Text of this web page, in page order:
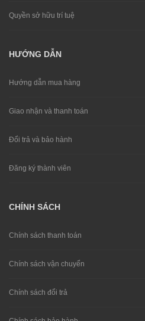
Quyền sở hữu trí tuệ
HƯỚNG DẪN
Hướng dẫn mua hàng
Giao nhận và thanh toán
Đổi trả và bảo hành
Đăng ký thành viên
CHÍNH SÁCH
Chính sách thanh toán
Chính sách vận chuyển
Chính sách đổi trả